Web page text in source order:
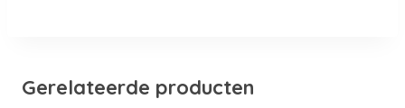
Gerelateerde producten